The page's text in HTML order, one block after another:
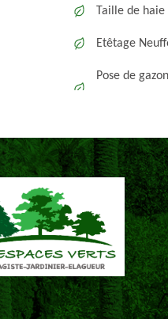
Taille de
Etêtage
Pose de